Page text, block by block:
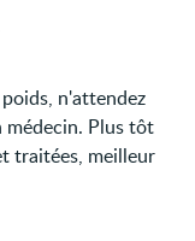
n'attendez
Plus tôt
traitées, meilleur